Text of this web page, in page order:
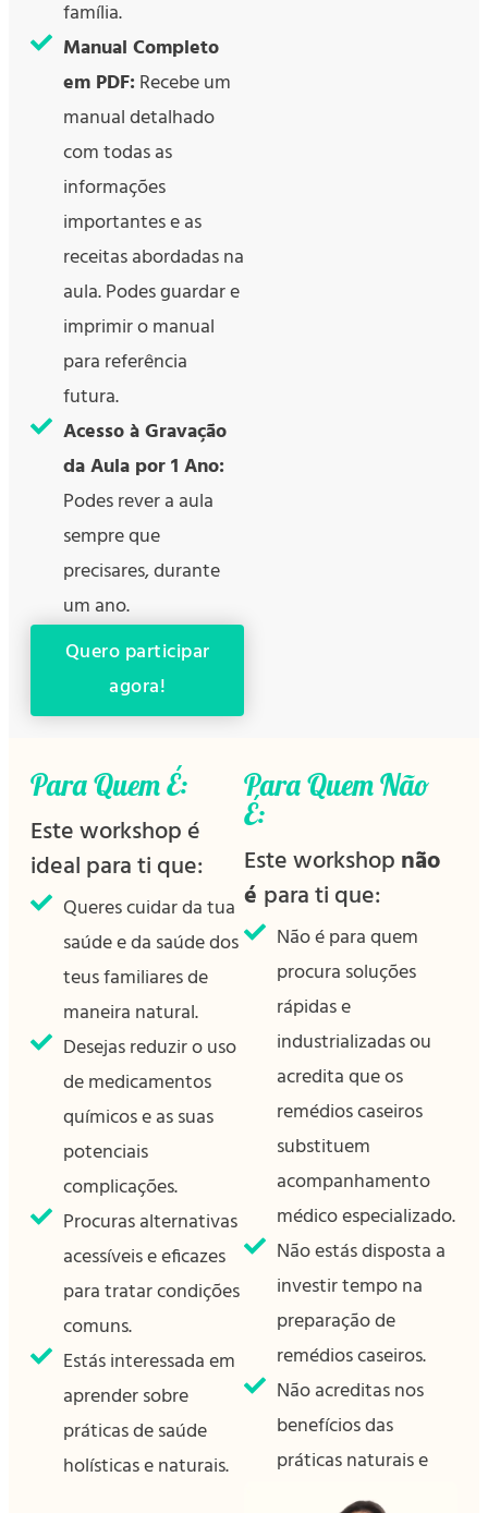
família.
Manual Completo
em PDF: Recebe um
manual detalhado
com todas as
informações
importantes e as
receitas abordadas na
aula. Podes guardar e
imprimir o manual
para referência
futura.
Acesso à Gravação
da Aula por 1 Ano:
Podes rever a aula
sempre que
precisares, durante
um ano.
Quero participar
agora!
Para Quem É:
Este workshop é
ideal para ti que:
Queres cuidar da tua
saúde e da saúde dos
teus familiares de
maneira natural.
Desejas reduzir o uso
de medicamentos
químicos e as suas
potenciais
complicações.
Procuras alternativas
acessíveis e eficazes
para tratar condições
comuns.
Estás interessada em
aprender sobre
práticas de saúde
holísticas e naturais.
Para Quem Não
É:
Este workshop não
é para ti que:
Não é para quem
procura soluções
rápidas e
industrializadas ou
acredita que os
remédios caseiros
substituem
acompanhamento
médico especializado.
Não estás disposta a
investir tempo na
preparação de
remédios caseiros.
Não acreditas nos
benefícios das
práticas naturais e
holísticas.